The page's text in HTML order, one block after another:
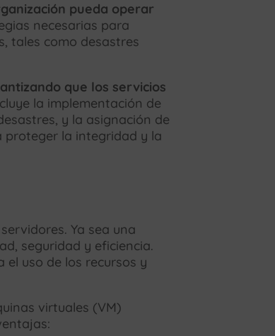
pueda operar
necesarias para
tales como desastres
que los servicios
la implementación de
y la asignación de
proteger la integridad y la
Ya sea una
seguridad y eficiencia.
uso de los recursos y
virtuales (VM)